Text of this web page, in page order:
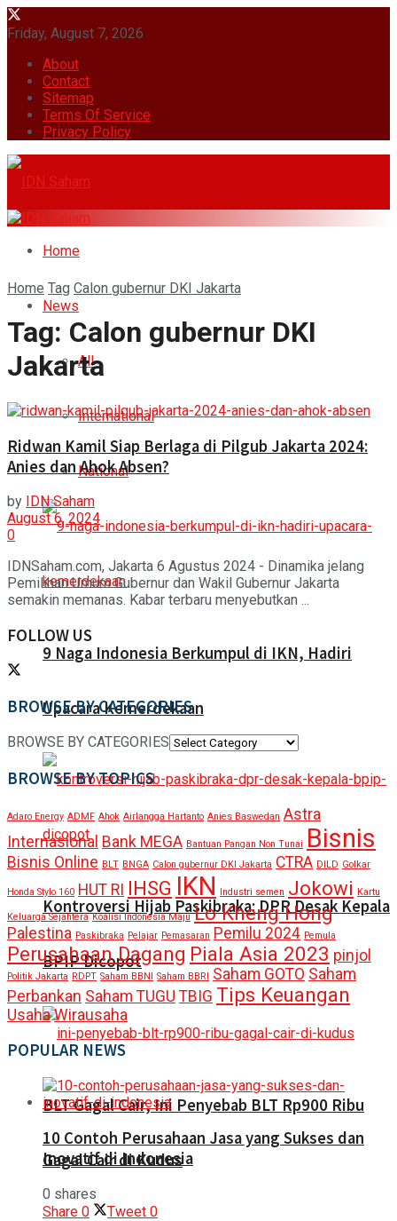
Friday, August 7, 2026
About
Contact
Sitemap
Terms Of Service
Privacy Policy
Home
News
All
International
National
9 Naga Indonesia Berkumpul di IKN, Hadiri
Upacara Kemerdekaan
Kontroversi Hijab Paskibraka: DPR Desak Kepala
BPIP Dicopot
BLT Gagal Cair, Ini Penyebab BLT Rp900 Ribu
Gagal Cair di Kudus
Home Tag Calon gubernur DKI Jakarta
Tag: Calon gubernur DKI
Jakarta
Ridwan Kamil Siap Berlaga di Pilgub Jakarta 2024:
Anies dan Ahok Absen?
by
IDN Saham
August 6, 2024
0
IDNSaham.com, Jakarta 6 Agustus 2024 - Dinamika jelang
Pemilihan Umum Gubernur dan Wakil Gubernur Jakarta
semakin memanas. Kabar terbaru menyebutkan ...
FOLLOW US
BROWSE BY CATEGORIES
BROWSE BY CATEGORIES
BROWSE BY TOPICS
Adaro Energy ADMF Ahok Airlangga Hartanto Anies Baswedan Astra
Internasional Bank MEGA Bantuan Pangan Non Tunai Bisnis
Bisnis Online BLT BNGA Calon gubernur DKI Jakarta CTRA DILD Golkar
Honda Stylo 160 HUT RI IHSG IKN Industri semen Jokowi Kartu
Keluarga Sejahtera Koalisi Indonesia Maju Lo Kheng Hong
Palestina Paskibraka Pelajar Pemasaran Pemilu 2024 Pemula
Perusahaan Dagang Piala Asia 2023 pinjol
Politik Jakarta RDPT Saham BBNI Saham BBRI Saham GOTO Saham
Perbankan Saham TUGU TBIG Tips Keuangan
Usaha Wirausaha
POPULAR NEWS
10 Contoh Perusahaan Jasa yang Sukses dan
Inovatif di Indonesia
0 shares
Share 0 Tweet 0